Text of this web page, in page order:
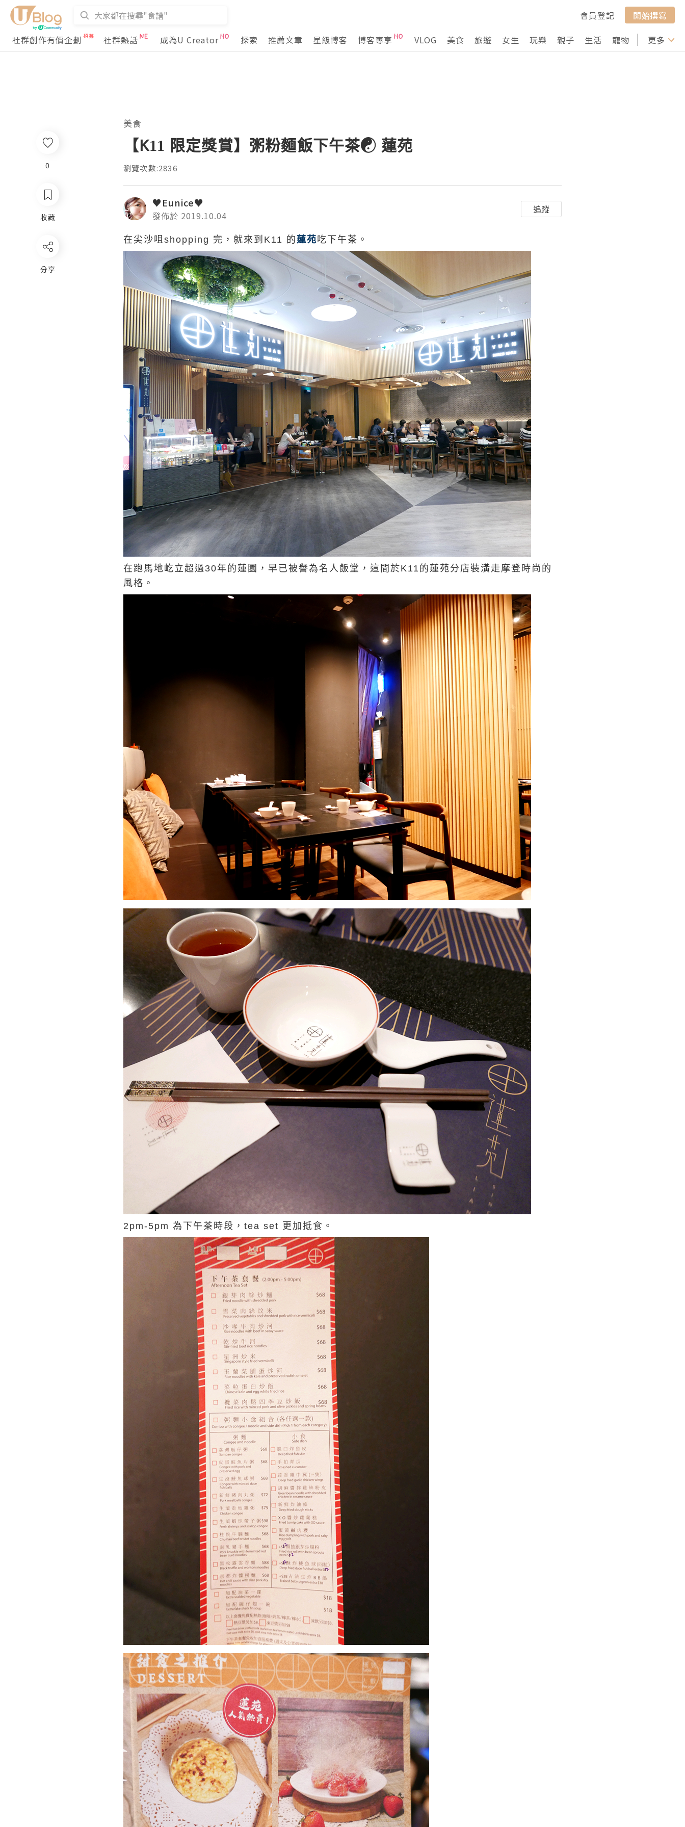
會員登記
開始撰寫
社群創作有價企劃
社群熱話 成為U Creator 探索 推薦文章 星級博客 博客專享 VLOG 美食 旅遊 女生 玩樂 親子 生活 寵物 行山 打卡
更多
0
收藏
分享
美食
【K11 限定獎賞】粥粉麵飯下午茶☯ 蓮苑
瀏覽次數:2836
♥Eunice♥
發佈於 2019.10.04
追蹤
在尖沙咀shopping 完，就來到K11 的蓮苑吃下午茶。
在跑馬地屹立超過30年的蓮園，早已被譽為名人飯堂，這間於K11的蓮苑分店裝潢走摩登時尚的
風格。
2pm-5pm 為下午茶時段，tea set 更加抵食。